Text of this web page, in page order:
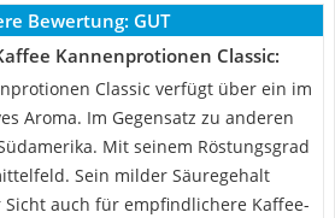
Bewertung: GUT
Kannenprotionen Classic:
Classic verfügt über ein im
Aroma. Im Gegensatz zu anderen
Mit seinem Röstungsgrad
Sein milder Säuregehalt
auch für empfindlichere Kaffee-